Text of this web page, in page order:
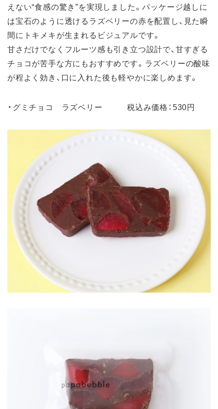
えない“食感の驚き”を実現しました。パッケージ越しに
は宝石のように透けるラズベリーの赤を配置し、見た瞬
間にトキメキが生まれるビジュアルです。
甘さだけでなくフルーツ感も引き立つ設計で、甘すぎる
チョコが苦手な方にもおすすめです。ラズベリーの酸味
が程よく効き、口に入れた後も軽やかに楽しめます。
・グミチョコ ラズベリー 税込み価格：530円